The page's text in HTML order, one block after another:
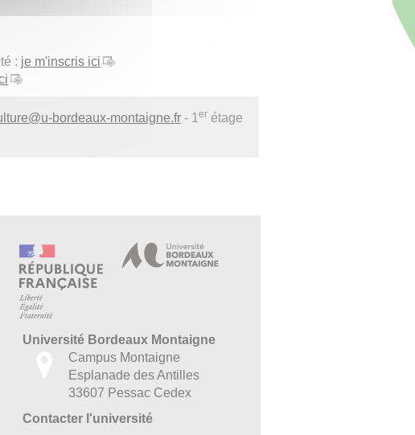
: je m'inscris ici
@u-bordeaux-montaigne.fr- 1 er étage
Université Bordeaux Montaigne
Campus Montaigne
Esplanade des Antilles
33607 Pessac Cedex
Contacter l'université